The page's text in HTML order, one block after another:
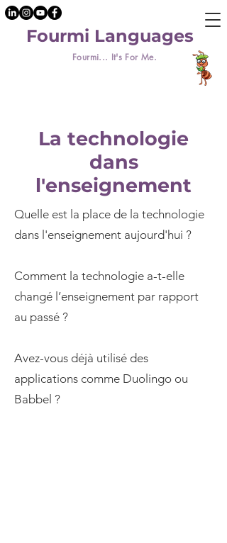
Fourmi... It's For Me.
Fourmi Languages
La technologie
dans
l'enseignement
Quelle est la place de la technologie
dans l'enseignement aujourd'hui ?
Comment la technologie a-t-elle
changé l’enseignement par rapport
au passé ?
Avez-vous déjà utilisé des
applications comme Duolingo ou
Babbel ?